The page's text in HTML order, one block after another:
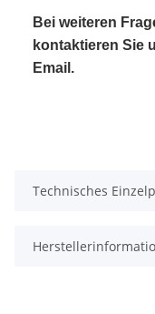
Bei weiteren
kontaktieren Sie
Email.
Technisches